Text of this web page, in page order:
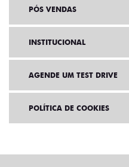
PÓS VENDAS
INSTITUCIONAL
AGENDE UM TEST DRIVE
POLÍTICA DE COOKIES